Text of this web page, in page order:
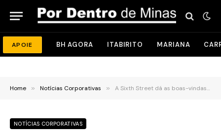
APOIE BH AGORA ITABIRITO MARIANA
Home » Notícias Corporativas » A Sixth Street dá as boas-vindas a Julian Salisbury como sócio e codiretor de Investimentos
NOTÍCIAS CORPORATIVAS